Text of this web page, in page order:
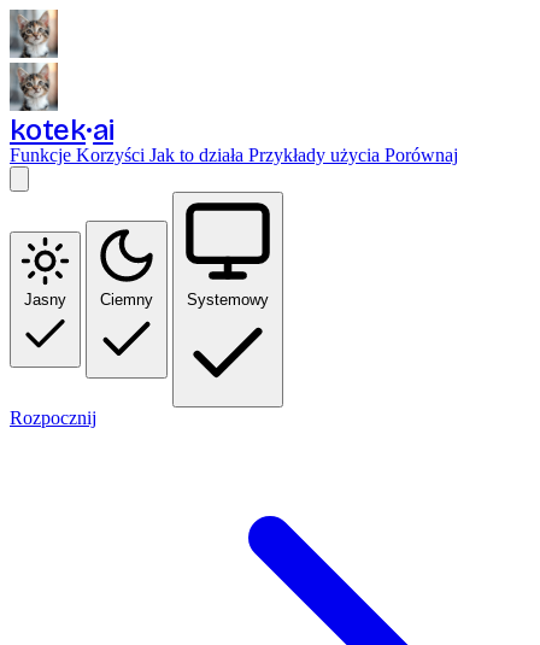
kotek ai
Funkcje Korzyści Jak to działa Przykłady użycia Porównaj
Jasny Ciemny Systemowy
Rozpocznij